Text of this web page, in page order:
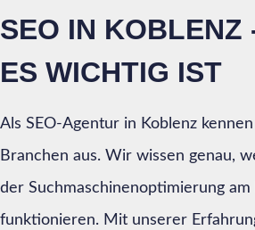
SEO IN KOBLENZ
ES WICHTIG IST
Als SEO-Agentur in Koblenz
Branchen aus. Wir wissen genau,
der Suchmaschinenoptimierung am
funktionieren. Mit unserer